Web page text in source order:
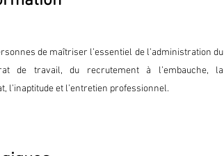
de maîtriser l’essentiel de l’administration du
de travail, du recrutement à l’embauche, la
l’inaptitude et l’entretien professionnel.